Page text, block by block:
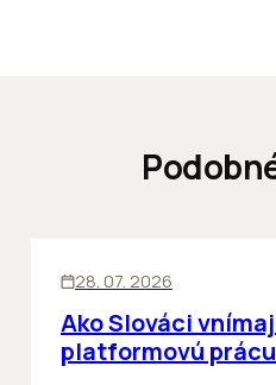
28. 07. 2026
Ako Slováci
platformovú